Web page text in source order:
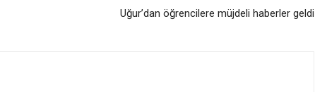
Uğur’dan öğrencilere müjdeli haberler geldi